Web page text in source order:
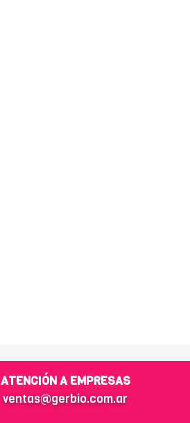
ATENCIÓN A EMPRESAS
ventas@gerbio.com.ar